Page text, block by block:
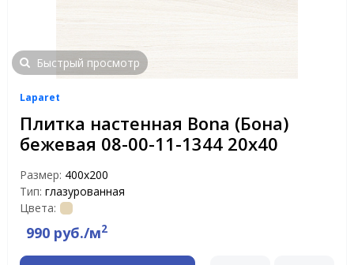
Быстрый просмотр
Laparet
Плитка настенная Bona (Бона)
бежевая 08-00-11-1344 20х40
Размер: 400х200
Тип: глазурованная
Цвета:
990 руб./м2